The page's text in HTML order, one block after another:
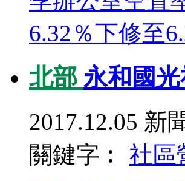
6.32％下修至
北部 永和國
2017.12.05 新
關鍵字︰ 社區